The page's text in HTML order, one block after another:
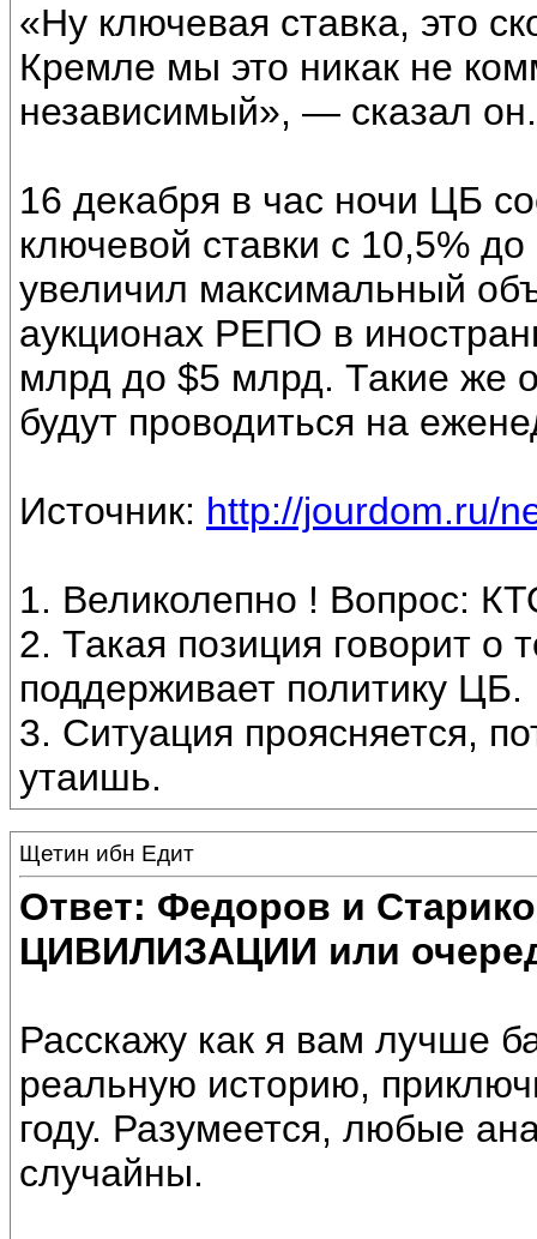
«Ну ключевая ставка, это
Кремле мы это никак не
независимый», — сказал он.
16 декабря в час ночи ЦБ
ключевой ставки с 10,5%
увеличил максимальный
аукционах РЕПО в
млрд до $5 млрд. Такие же
будут проводиться на
Источник: http://jourdom.ru/
1. Великолепно ! Вопрос:
2. Такая позиция говорит о
поддерживает политику ЦБ.
3. Ситуация проясняется,
утаишь.
Щетин ибн Едит
Ответ: Федоров и
ЦИВИЛИЗАЦИИ или
Расскажу как я вам лучше
реальную историю,
году. Разумеется, любые
случайны.